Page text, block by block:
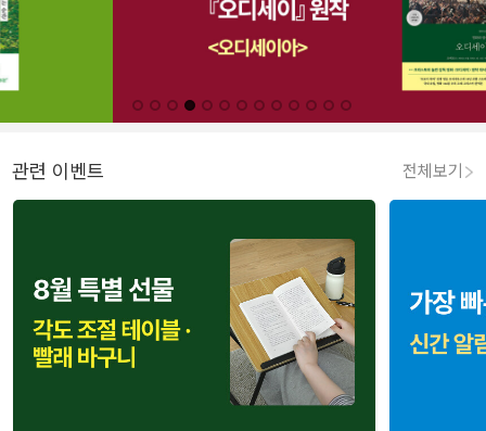
관련 이벤트 전체보기